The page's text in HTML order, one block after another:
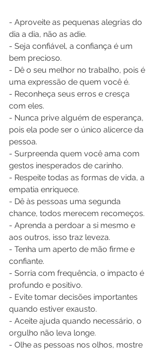
- Aproveite as pequenas alegrias do
dia a dia, não as adie.
- Seja confiável, a confiança é um
bem precioso.
- Dê o seu melhor no trabalho, pois é
uma expressão de quem você é.
- Reconheça seus erros e cresça
com eles.
- Nunca prive alguém de esperança,
pois ela pode ser o único alicerce da
pessoa.
- Surpreenda quem você ama com
gestos inesperados de carinho.
- Respeite todas as formas de vida, a
empatia enriquece.
- Dê às pessoas uma segunda
chance, todos merecem recomeços.
- Aprenda a perdoar a si mesmo e
aos outros, isso traz leveza.
- Tenha um aperto de mão firme e
confiante.
- Sorria com frequência, o impacto é
profundo e positivo.
- Evite tomar decisões importantes
quando estiver exausto.
- Aceite ajuda quando necessário, o
orgulho não leva longe.
- Olhe as pessoas nos olhos, mostre